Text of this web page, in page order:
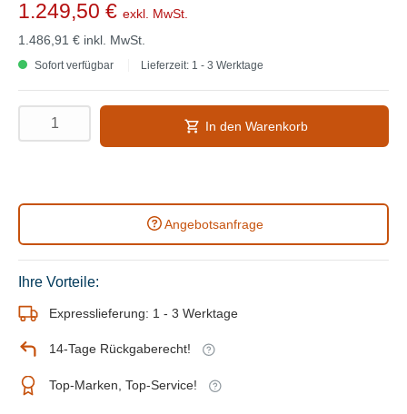
1.249,50 € exkl. MwSt.
1.486,91 € inkl. MwSt.
Sofort verfügbar Lieferzeit: 1 - 3 Werktage
In den Warenkorb
Angebotsanfrage
Ihre Vorteile:
Expresslieferung: 1 - 3 Werktage
14-Tage Rückgaberecht!
Top-Marken, Top-Service!